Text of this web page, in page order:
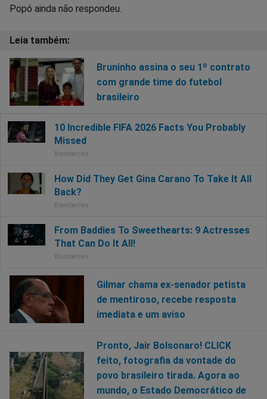
Popó ainda não respondeu.
Bruninho assina o seu 1º contrato
com grande time do futebol
brasileiro
Gilmar chama ex-senador petista
de mentiroso, recebe resposta
imediata e um aviso
Pronto, Jair Bolsonaro! CLICK
feito, fotografia da vontade do
povo brasileiro tirada. Agora ao
mundo, o Estado Democrático de